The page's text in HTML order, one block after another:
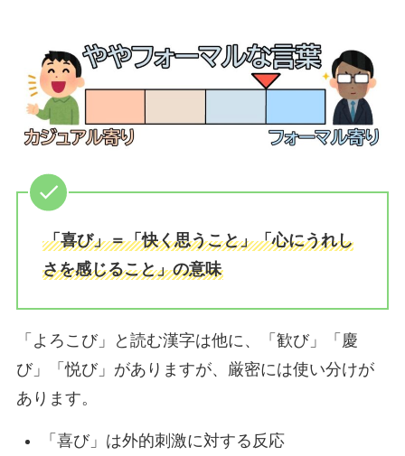
「喜び」＝「快く思うこと」「心にうれし
さを感じること」の意味
「よろこび」と読む漢字は他に、「歓び」「慶
び」「悦び」がありますが、厳密には使い分けが
あります。
「喜び」は外的刺激に対する反応